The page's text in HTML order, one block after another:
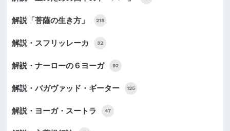
解説「菩薩の生き方」 218
解説・スフリッレーカ 32
解説・ナーローの６ヨーガ 92
解説・バガヴァッド・ギーター 125
解説・ヨーガ・スートラ 47